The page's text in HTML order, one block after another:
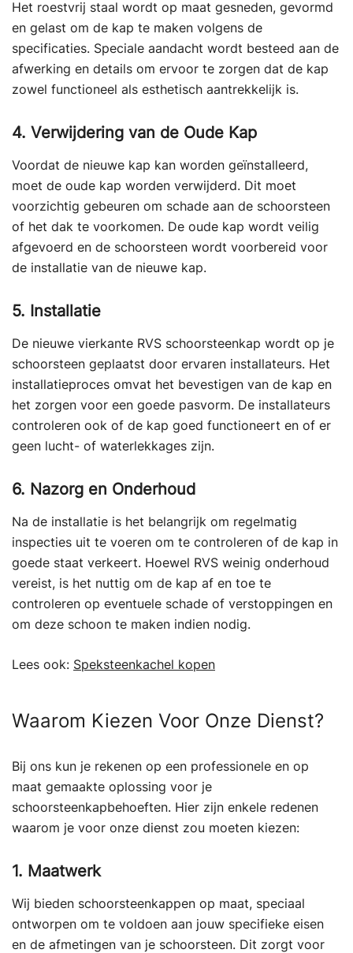
Het roestvrij staal wordt op maat gesneden, gevormd
en gelast om de kap te maken volgens de
specificaties. Speciale aandacht wordt besteed aan de
afwerking en details om ervoor te zorgen dat de kap
zowel functioneel als esthetisch aantrekkelijk is.
4. Verwijdering van de Oude Kap
Voordat de nieuwe kap kan worden geïnstalleerd,
moet de oude kap worden verwijderd. Dit moet
voorzichtig gebeuren om schade aan de schoorsteen
of het dak te voorkomen. De oude kap wordt veilig
afgevoerd en de schoorsteen wordt voorbereid voor
de installatie van de nieuwe kap.
5. Installatie
De nieuwe vierkante RVS schoorsteenkap wordt op je
schoorsteen geplaatst door ervaren installateurs. Het
installatieproces omvat het bevestigen van de kap en
het zorgen voor een goede pasvorm. De installateurs
controleren ook of de kap goed functioneert en of er
geen lucht- of waterlekkages zijn.
6. Nazorg en Onderhoud
Na de installatie is het belangrijk om regelmatig
inspecties uit te voeren om te controleren of de kap in
goede staat verkeert. Hoewel RVS weinig onderhoud
vereist, is het nuttig om de kap af en toe te
controleren op eventuele schade of verstoppingen en
om deze schoon te maken indien nodig.
Lees ook: Speksteenkachel kopen
Waarom Kiezen Voor Onze Dienst?
Bij ons kun je rekenen op een professionele en op
maat gemaakte oplossing voor je
schoorsteenkapbehoeften. Hier zijn enkele redenen
waarom je voor onze dienst zou moeten kiezen:
1. Maatwerk
Wij bieden schoorsteenkappen op maat, speciaal
ontworpen om te voldoen aan jouw specifieke eisen
en de afmetingen van je schoorsteen. Dit zorgt voor